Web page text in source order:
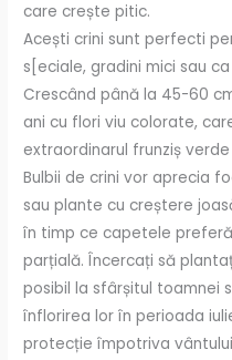
care crește pitic.
Acești crini sunt perfecti
s[eciale, gradini mici sau
Crescând până la 45-60
ani cu flori viu colorate,
extraordinarul frunziș verde
Bulbii de crini vor aprecia
sau plante cu creștere
în timp ce capetele
parțială. Încercați să
posibil la sfârșitul toamnei
înflorirea lor în perioada
protecție împotriva